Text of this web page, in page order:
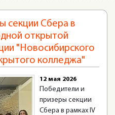
секции Сбера в
открытой
"Новосибирского
колледжа"
12 мая 2026
Победители и
призеры секции
Сбера в рамках IV